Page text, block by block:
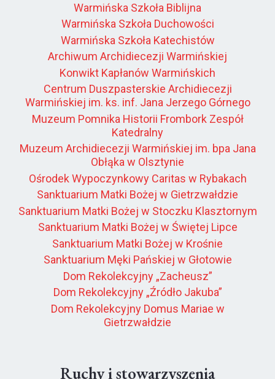
Warmińska Szkoła Biblijna
Warmińska Szkoła Duchowości
Warmińska Szkoła Katechistów
Archiwum Archidiecezji Warmińskiej
Konwikt Kapłanów Warmińskich
Centrum Duszpasterskie Archidiecezji
Warmińskiej im. ks. inf. Jana Jerzego Górnego
Muzeum Pomnika Historii Frombork Zespół
Katedralny
Muzeum Archidiecezji Warmińskiej im. bpa Jana
Obłąka w Olsztynie
Ośrodek Wypoczynkowy Caritas w Rybakach
Sanktuarium Matki Bożej w Gietrzwałdzie
Sanktuarium Matki Bożej w Stoczku Klasztornym
Sanktuarium Matki Bożej w Świętej Lipce
Sanktuarium Matki Bożej w Krośnie
Sanktuarium Męki Pańskiej w Głotowie
Dom Rekolekcyjny „Zacheusz”
Dom Rekolekcyjny „Źródło Jakuba”
Dom Rekolekcyjny Domus Mariae w
Gietrzwałdzie
Ruchy i stowarzyszenia